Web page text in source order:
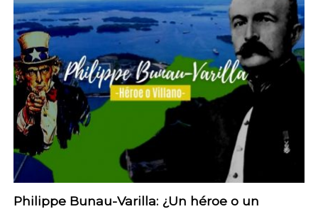
Philippe Bunau-Varilla: ¿Un héroe o un